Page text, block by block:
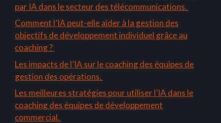
par IA dans le secteur des télécommunications.
Comment l’IA peut-elle aider à la gestion des
objectifs de développement individuel grâce au
coaching ?
Les impacts de l’IA sur le coaching des équipes de
gestion des opérations.
Les meilleures stratégies pour utiliser l’IA dans le
coaching des équipes de développement
commercial.